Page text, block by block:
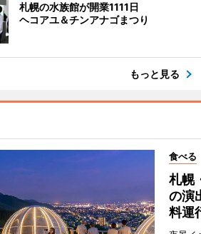
札幌の水族館が開業1111日
ヘコアユ＆チンアナゴまつり
もっと見る
食べる
札幌
の演
料運